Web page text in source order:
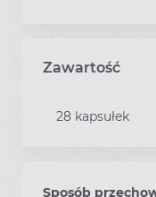
Zawartość
28 kapsułek
Sposób